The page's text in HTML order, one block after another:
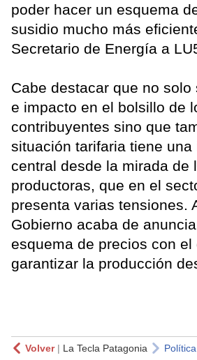
poder hacer un esquema
susidio mucho más
Secretario de Energía a
Cabe destacar que no
e impacto en el bolsillo de
contribuyentes sino que
situación tarifaria tiene una
central desde la mirada de
productoras, que en el
presenta varias tensiones.
Gobierno acaba de
esquema de precios con el
garantizar la producción
Volver| La Tecla Patagonia